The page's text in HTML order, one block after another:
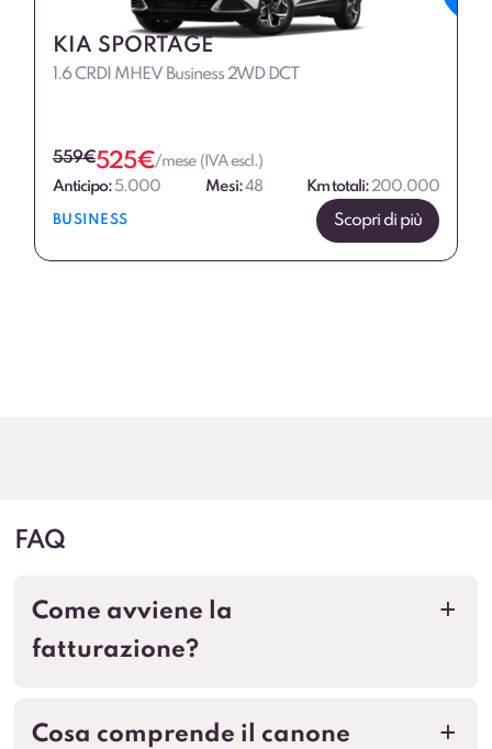
KIA SPORTAGE
1.6 CRDI MHEV Business 2WD DCT
559€525€/mese (IVA escl.)
Anticipo:5.000 Mesi:48 Km totali:200.000
BUSINESS Scopri di più
FAQ
a
Come avviene la
fatturazione?
a
Cosa comprende il canone